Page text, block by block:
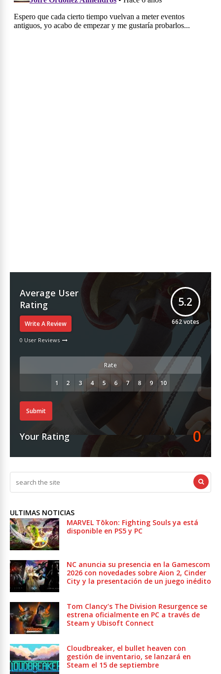
Average User
Rating
Write A Review
0 User Reviews
5.2
662votes
Rate
Submit
Your Rating 0
ULTIMAS NOTICIAS
MARVEL Tōkon: Fighting Souls ya está
disponible en PS5 y PC
NC anuncia su presencia en la Gamescom
2026 con novedades sobre Aion 2, Cinder
City y la presentación de un juego inédito
Tom Clancy’s The Division Resurgence se
estrena oficialmente en PC a través de
Steam y Ubisoft Connect
Cloudbreaker, el bullet heaven con
gestión de inventario, se lanzará en
Steam el 15 de septiembre